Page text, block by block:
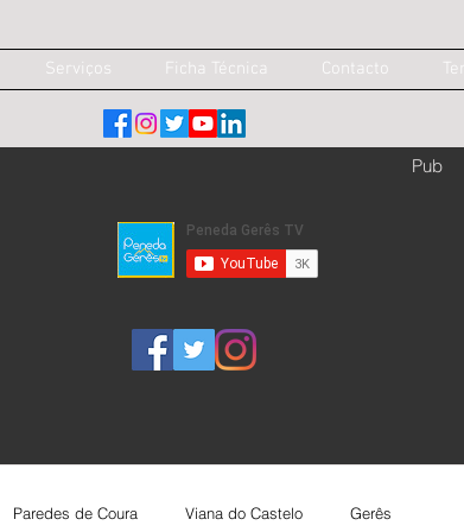
Serviços Ficha Técnica Contacto
Pub
Paredes de Coura Viana do Castelo Gerês